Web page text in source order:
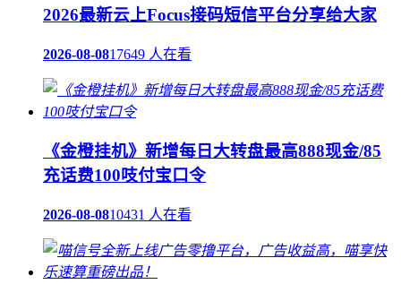
2026最新云上Focus接码短信平台分享给大家
2026-08-0817649 人在看
《金橙挂机》新增每日大转盘最高888现金/85
充话费100吱付宝口令
2026-08-0810431 人在看